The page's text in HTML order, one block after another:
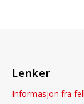
Lenker
Informasjon fra